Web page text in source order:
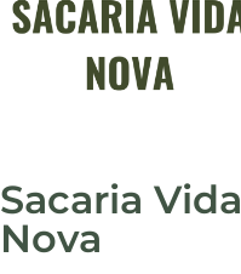
Sacaria Vida
Nova